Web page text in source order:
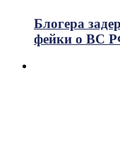
Блогера
фейки о ВС